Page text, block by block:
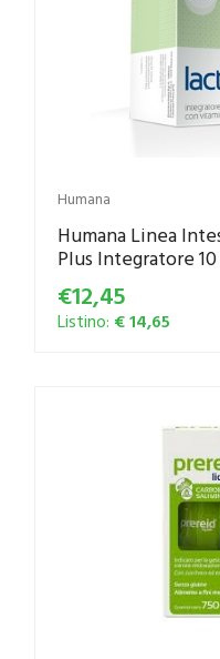
Humana
Humana Linea
Plus Integratore
€12,45
Listino: € 14,65